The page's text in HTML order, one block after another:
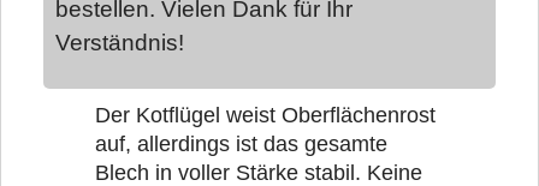
bestellen. Vielen Dank für Ihr
Verständnis!
Der Kotflügel weist Oberflächenrost
auf, allerdings ist das gesamte
Blech in voller Stärke stabil. Keine